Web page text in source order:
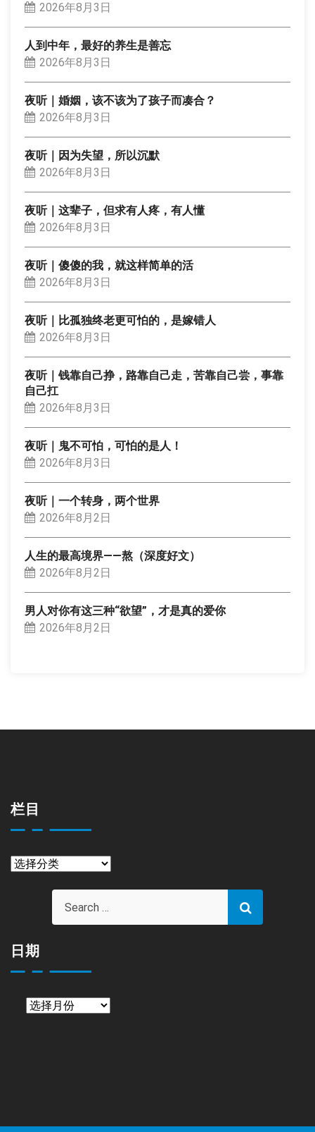
2026年8月3日
人到中年，最好的养生是善忘
2026年8月3日
夜听｜婚姻，该不该为了孩子而凑合？
2026年8月3日
夜听｜因为失望，所以沉默
2026年8月3日
夜听｜这辈子，但求有人疼，有人懂
2026年8月3日
夜听｜傻傻的我，就这样简单的活
2026年8月3日
夜听｜比孤独终老更可怕的，是嫁错人
2026年8月3日
夜听｜钱靠自己挣，路靠自己走，苦靠自己尝，事靠
自己扛
2026年8月3日
夜听｜鬼不可怕，可怕的是人！
2026年8月3日
夜听｜一个转身，两个世界
2026年8月2日
人生的最高境界——熬（深度好文）
2026年8月2日
男人对你有这三种“欲望”，才是真的爱你
2026年8月2日
栏目
栏
日期